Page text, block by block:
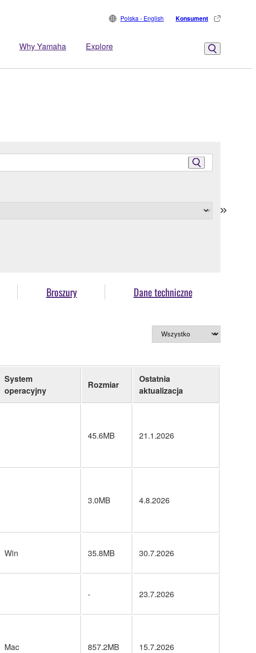
Why Yamaha Explore
Polska - English Konsument
Broszury Dane techniczne
System
operacyjny
Rozmiar
Ostatnia
aktualizacja
45.6MB 21.1.2026
3.0MB 4.8.2026
Win 35.8MB 30.7.2026
- 23.7.2026
Mac 857.2MB 15.7.2026